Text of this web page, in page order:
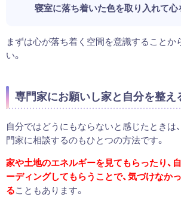
寝室に落ち着いた色を取り入れて心
まずは心が落ち着く空間を意識することか
い。
専門家にお願いし家と自分を整え
自分ではどうにもならないと感じたときは
門家に相談するのもひとつの方法です。
家や土地のエネルギーを見てもらったり、
ーディングしてもらうことで、気づけなか
ることもあります。